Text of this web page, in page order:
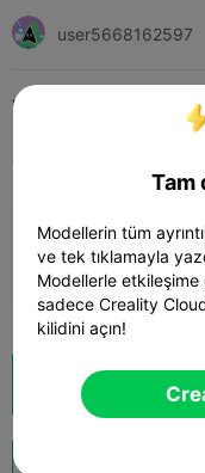
user5668162597
Print Settings (1)
Bulut Dilimi
Tam
Modellerin tüm
ve tek tıklamayla
Modellerle
sadece Creality
kilidini açın!